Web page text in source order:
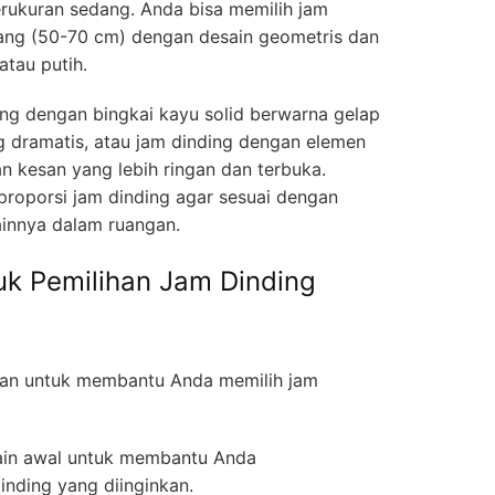
sedang. Anda bisa memilih jam
(50-70 cm) dengan desain geometris dan
putih.
dengan bingkai kayu solid berwarna gelap
dramatis, atau jam dinding dengan elemen
kesan yang lebih ringan dan terbuka.
jam dinding agar sesuai dengan
dalam ruangan.
Pemilihan Jam Dinding
untuk membantu Anda memilih jam
awal untuk membantu Anda
yang diinginkan.